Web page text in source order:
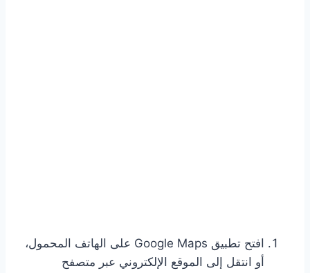
افتح تطبيق Google Maps على الهاتف المحمول،
أو انتقل إلى الموقع الإلكتروني عبر متصفح